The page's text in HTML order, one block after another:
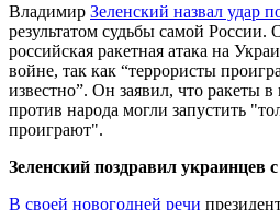
Владимир Зеленский назвал удар
результатом судьбы самой России.
российская ракетная атака на
войне, так как “террористы
известно”. Он заявил, что ракеты
против народа могли запустить
проиграют".
Зеленский поздравил украинцев
В своей новогодней речи